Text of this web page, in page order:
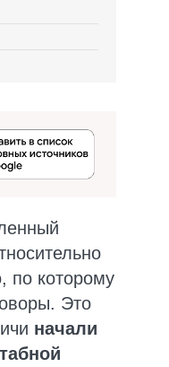
по которому
Это
начали